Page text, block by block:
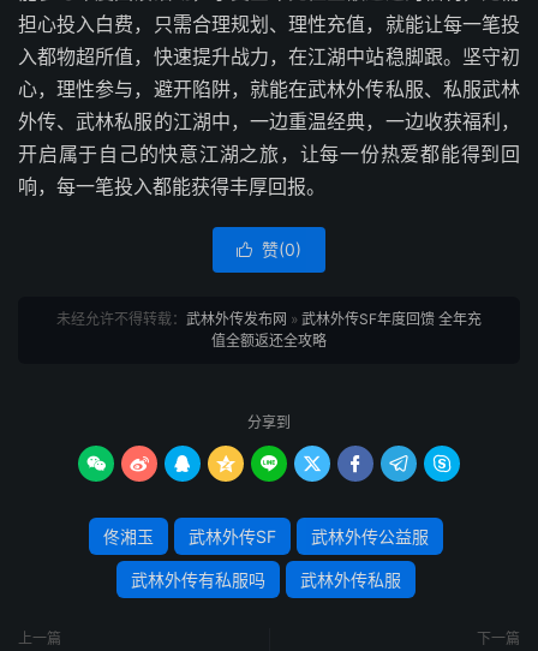
担心投入白费，只需合理规划、理性充值，就能让每一笔投
入都物超所值，快速提升战力，在江湖中站稳脚跟。坚守初
心，理性参与，避开陷阱，就能在武林外传私服、私服武林
外传、武林私服的江湖中，一边重温经典，一边收获福利，
开启属于自己的快意江湖之旅，让每一份热爱都能得到回
响，每一笔投入都能获得丰厚回报。
 赞(0)
未经允许不得转载： 武林外传发布网 » 武林外传SF年度回馈 全年充
值全额返还全攻略
分享到
        
佟湘玉 武林外传SF 武林外传公益服
武林外传有私服吗 武林外传私服
上一篇 下一篇